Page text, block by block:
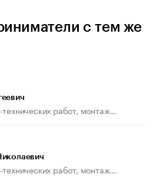
с тем же
работ, монтаж...
работ, монтаж...